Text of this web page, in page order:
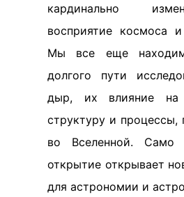
кардинально
восприятие космоса
Мы все еще
долгого пути
дыр, их влияние на
структуру и
во Вселенной.
открытие открывает
для астрономии и